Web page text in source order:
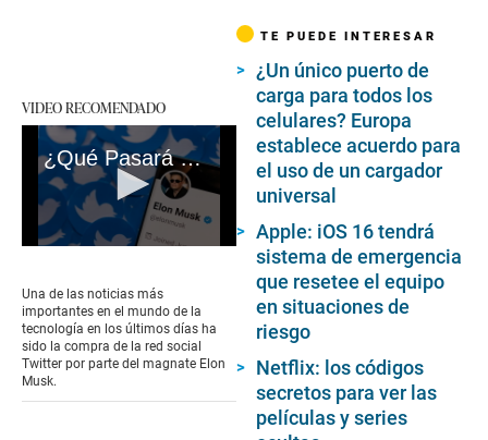
VIDEO RECOMENDADO
¿Qué Pasará Con Twitter? - #VideosEC
of
3
minutes,
29
seconds
Una de las noticias más
importantes en el mundo de la
tecnología en los últimos días ha
sido la compra de la red social
Twitter por parte del magnate Elon
Musk.
TE PUEDE INTERESAR
¿Un único puerto de
carga para todos los
celulares? Europa
establece acuerdo para
el uso de un cargador
universal
Apple: iOS 16 tendrá
sistema de emergencia
que resetee el equipo
en situaciones de
riesgo
Netflix: los códigos
secretos para ver las
películas y series